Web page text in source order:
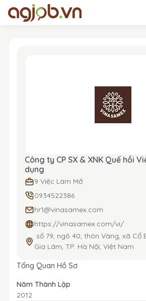
Công ty CP SX & XNK Quế hồi
dụng
9 Việc Làm Mở
0934522386
hr1@vinasamex.com
https://vinasamex.com/vi/
số 79, ngõ 40, thôn Vàng, xã Cổ
Gia Lâm, TP. Hà Nội, Việt Nam
Tổng Quan Hồ Sơ
Năm Thành Lập
2012